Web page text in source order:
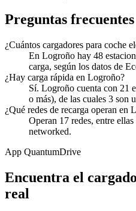
Preguntas frecuentes
¿Cuántos cargadores para coche
En Logroño hay 48
carga, según los datos de
¿Hay carga rápida en Logroño?
Sí. Logroño cuenta con 21
o más), de las cuales 3 son
¿Qué redes de recarga operan en
Operan 17 redes, entre
networked.
App QuantumDrive
Encuentra el
real